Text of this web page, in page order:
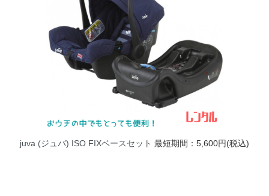
juva (ジュバ) ISO FIXベースセット 最短期間：5,600円(税込)